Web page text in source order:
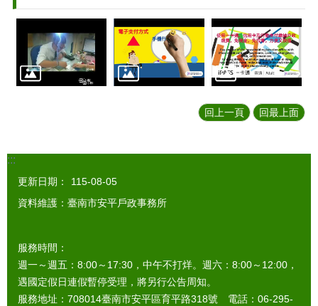
回上一頁 回最上面
:::
更新日期：
115-08-05
資料維護：臺南市安平戶政事務所
服務時間：
週一～週五：8:00～17:30，中午不打烊。週六：8:00～12:00，
遇國定假日連假暫停受理，將另行公告周知。
服務地址：708014臺南市安平區育平路318號 電話：06-295-